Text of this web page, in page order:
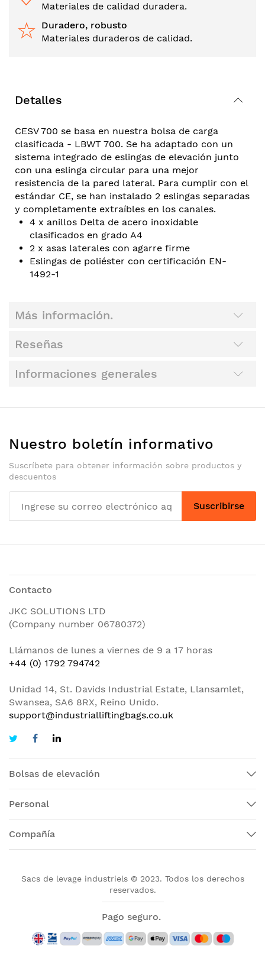
Materiales de calidad duradera.
Duradero, robusto
Materiales duraderos de calidad.
Detalles
CESV 700 se basa en nuestra bolsa de carga
clasificada - LBWT 700. Se ha adaptado con un
sistema integrado de eslingas de elevación junto
con una eslinga circular para una mejor
resistencia de la pared lateral. Para cumplir con el
estándar CE, se han instalado 2 eslingas separadas
y completamente extraíbles en los canales.
4 x anillos Delta de acero inoxidable
clasificados en grado A4
2 x asas laterales con agarre firme
Eslingas de poliéster con certificación EN-
1492-1
Más información.
Reseñas
Informaciones generales
Nuestro boletín informativo
Suscríbete para obtener información sobre productos y
descuentos
Suscribirse
Contacto
JKC SOLUTIONS LTD
(Company number 06780372)
Llámanos de lunes a viernes de 9 a 17 horas
+44 (0) 1792 794742
Unidad 14, St. Davids Industrial Estate, Llansamlet,
Swansea, SA6 8RX, Reino Unido.
support@industrialliftingbags.co.uk
Bolsas de elevación
Personal
Compañía
Sacs de levage industriels © 2023. Todos los derechos
reservados.
Pago seguro.